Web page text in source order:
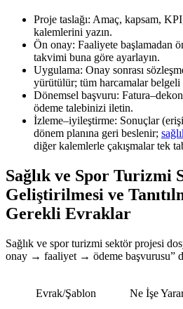
Proje taslağı: Amaç, kapsam,
kalemlerini yazın.
Ön onay: Faaliyete başlamadan
takvimi buna göre ayarlayın.
Uygulama: Onay sonrası
yürütülür; tüm harcamalar belgeli
Dönemsel başvuru:
ödeme talebinizi iletin.
İzleme–iyileştirme: Sonuçlar
dönem planına geri beslenir;
diğer kalemlerle çakışmalar tek
Sağlık ve Spor Turizmi
Geliştirilmesi ve
Gerekli Evraklar
Sağlık ve spor turizmi sektör projesi
onay → faaliyet → ödeme başvurusu”
Evrak/Şablon Ne İşe